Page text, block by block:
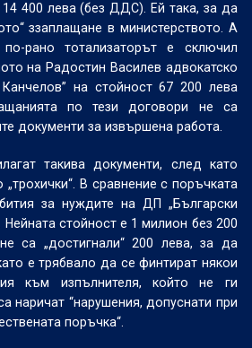
400 лева (без ДДС). Ей така, за да
ззаплащане в министерството. А
рано тотализаторът е сключил
на Радостин Василев адвокатско
на стойност 67 200 лева
по тези договори не са
документи за извършена работа.
такива документи, след като
В сравнение с поръчката
за нуждите на ДП „Български
Нейната стойност е 1 милион без 200
са „достигнали“ 200 лева, за да
е трябвало да се финтират някои
към изпълнителя, който не ги
наричат “нарушения, допуснати при
поръчка“.